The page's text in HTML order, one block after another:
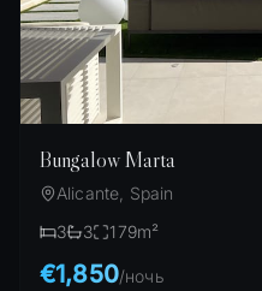
Bungalow Marta
Alicante, Spain
3
3 179m²
€1,850/ночь